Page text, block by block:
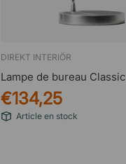
DIREKT INTERIÖR
Lampe de bureau Classic
€134,25
Article en stock